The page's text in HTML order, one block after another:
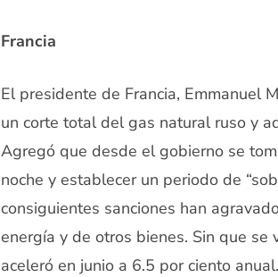
Francia
El presidente de Francia, Emmanuel
un corte total del gas natural ruso y
Agregó que desde el gobierno se
noche y establecer un periodo de
consiguientes sanciones han
energía y de otros bienes. Sin que
aceleró en junio a 6.5 por ciento anual.